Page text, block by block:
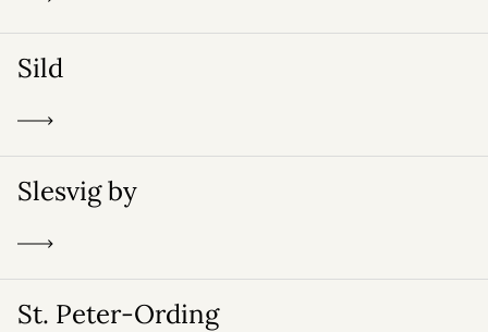
Sild
Slesvig by
St. Peter-Ording